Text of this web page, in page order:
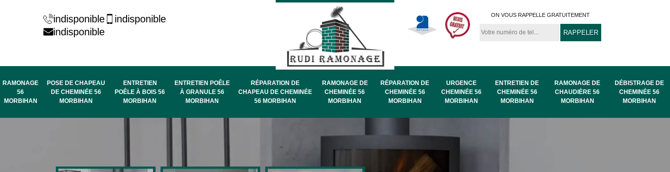
indisponible
indisponible
indisponible
ON VOUS RAPPELLE GRATUITEMENT
RAMONAGE
56
MORBIHAN
POSE DE CHAPEAU
DE CHEMINÉE 56
MORBIHAN
ENTRETIEN
POÊLE À BOIS 56
MORBIHAN
ENTRETIEN POÊLE
À GRANULE 56
MORBIHAN
RÉPARATION DE
CHAPEAU DE CHEMINÉE
56 MORBIHAN
RAMONAGE DE
CHEMINÉE 56
MORBIHAN
RÉPARATION DE
CHEMINÉE 56
MORBIHAN
URGENCE
CHEMINÉE 56
MORBIHAN
ENTRETIEN DE
CHEMINÉE 56
MORBIHAN
RAMONAGE DE
CHAUDIÈRE 56
MORBIHAN
DÉBISTRAGE DE
CHEMINÉE 56
MORBIHAN